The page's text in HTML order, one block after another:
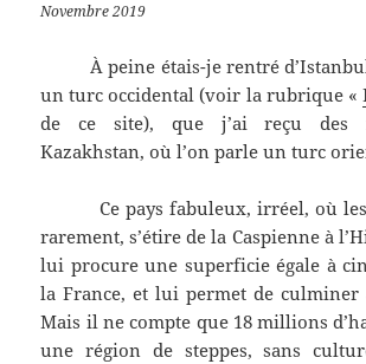
Novembre 2019
À peine étais-je rentré
un turc occidental (voir la rubrique «
de ce site), que j’ai reçu des
Kazakhstan, où l’on parle un turc
Ce pays fabuleux, irréel, où les
rarement, s’étire de la Caspienne à
lui procure une superficie égale à
la France, et lui permet de culminer
Mais il ne compte que 18 millions
une région de steppes, sans